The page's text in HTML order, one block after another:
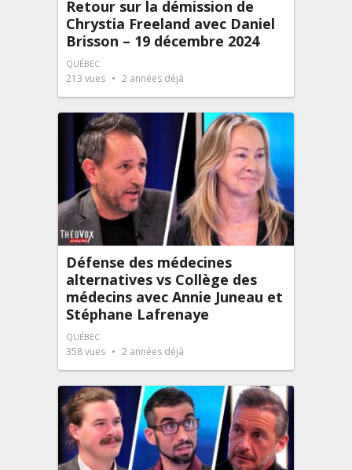
Retour sur la démission de
Chrystia Freeland avec Daniel
Brisson – 19 décembre 2024
QUÉBEC
213 vues 2 années déjà
Défense des médecines
alternatives vs Collège des
médecins avec Annie Juneau et
Stéphane Lafrenaye
QUÉBEC
358vues 2 années déjà